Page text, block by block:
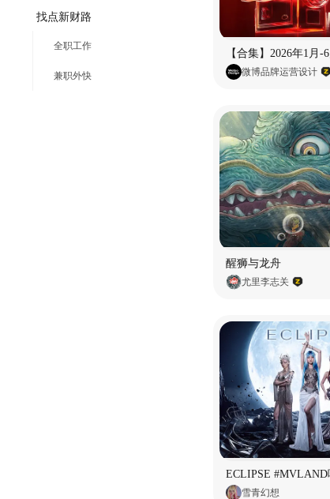
找点新财路
全职工作
兼职外快 微博品牌运营设计
醒狮与龙舟
尤里李志关
雪青幻想